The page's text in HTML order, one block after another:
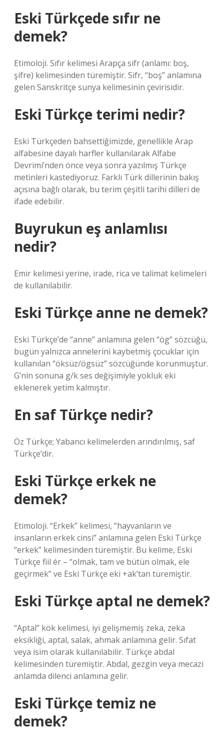
Eski Türkçede sıfır ne
demek?
Etimoloji. Sıfır kelimesi Arapça sifr (anlamı: boş,
şifre) kelimesinden türemiştir. Sifr, “boş” anlamına
gelen Sanskritçe sunya kelimesinin çevirisidir.
Eski Türkçe terimi nedir?
Eski Türkçeden bahsettiğimizde, genellikle Arap
alfabesine dayalı harfler kullanılarak Alfabe
Devrimi’nden önce veya sonra yazılmış Türkçe
metinleri kastediyoruz. Farklı Türk dillerinin bakış
açısına bağlı olarak, bu terim çeşitli tarihi dilleri de
ifade edebilir.
Buyrukun eş anlamlısı
nedir?
Emir kelimesi yerine, irade, rica ve talimat kelimeleri
de kullanılabilir.
Eski Türkçe anne ne demek?
Eski Türkçe’de “anne” anlamına gelen “ög” sözcüğü,
bugün yalnızca annelerini kaybetmiş çocuklar için
kullanılan “öksüz/ögsüz” sözcüğünde korunmuştur.
G’nin sonuna g/k ses değişimiyle yokluk eki
eklenerek yetim kalmıştır.
En saf Türkçe nedir?
Öz Türkçe; Yabancı kelimelerden arındırılmış, saf
Türkçe’dir.
Eski Türkçe erkek ne
demek?
Etimoloji. “Erkek” kelimesi, “hayvanların ve
insanların erkek cinsi” anlamına gelen Eski Türkçe
“erkek” kelimesinden türemiştir. Bu kelime, Eski
Türkçe fiil ér – “olmak, tam ve bütün olmak, ele
geçirmek” ve Eski Türkçe eki +ak’tan türemiştir.
Eski Türkçe aptal ne demek?
“Aptal” kök kelimesi, iyi gelişmemiş zeka, zeka
eksikliği, aptal, salak, ahmak anlamına gelir. Sıfat
veya isim olarak kullanılabilir. Türkçe abdal
kelimesinden türemiştir. Abdal, gezgin veya mecazi
anlamda dilenci anlamına gelir.
Eski Türkçe temiz ne
demek?